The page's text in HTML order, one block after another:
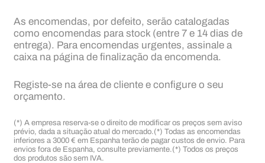
As encomendas, por defeito, serão catalogadas
como encomendas para stock (entre 7 e 14 dias de
entrega). Para encomendas urgentes, assinale a
caixa na página de finalização da encomenda.
Registe-se na área de cliente e configure o seu
orçamento.
(*) A empresa reserva-se o direito de modificar os preços sem aviso
prévio, dada a situação atual do mercado. (*) Todas as encomendas
inferiores a 3000 € em Espanha terão de pagar custos de envio. Para
envios fora de Espanha, consulte previamente. (*) Todos os preços
dos produtos são sem IVA.